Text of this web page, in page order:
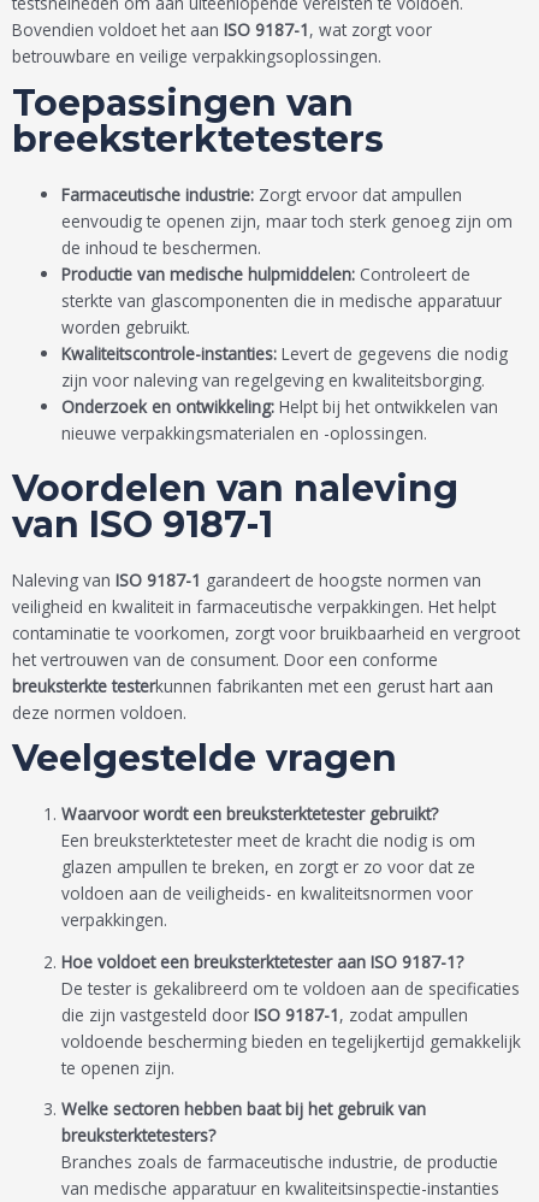
Bovendien voldoet het aan ISO 9187-1, wat zorgt voor
betrouwbare en veilige verpakkingsoplossingen.
Toepassingen van
breeksterktetesters
Farmaceutische industrie: Zorgt ervoor dat ampullen
eenvoudig te openen zijn, maar toch sterk genoeg zijn om
de inhoud te beschermen.
Productie van medische hulpmiddelen: Controleert de
sterkte van glascomponenten die in medische apparatuur
worden gebruikt.
Kwaliteitscontrole-instanties: Levert de gegevens die nodig
zijn voor naleving van regelgeving en kwaliteitsborging.
Onderzoek en ontwikkeling: Helpt bij het ontwikkelen van
nieuwe verpakkingsmaterialen en -oplossingen.
Voordelen van naleving
van ISO 9187-1
Naleving van ISO 9187-1 garandeert de hoogste normen van
veiligheid en kwaliteit in farmaceutische verpakkingen. Het helpt
contaminatie te voorkomen, zorgt voor bruikbaarheid en vergroot
het vertrouwen van de consument. Door een conforme
breuksterkte testerkunnen fabrikanten met een gerust hart aan
deze normen voldoen.
Veelgestelde vragen
Waarvoor wordt een breuksterktetester gebruikt?
Een breuksterktetester meet de kracht die nodig is om
glazen ampullen te breken, en zorgt er zo voor dat ze
voldoen aan de veiligheids- en kwaliteitsnormen voor
verpakkingen.
Hoe voldoet een breuksterktetester aan ISO 9187-1?
De tester is gekalibreerd om te voldoen aan de specificaties
die zijn vastgesteld doorISO 9187-1, zodat ampullen
voldoende bescherming bieden en tegelijkertijd gemakkelijk
te openen zijn.
Welke sectoren hebben baat bij het gebruik van
breuksterktetesters?
Branches zoals de farmaceutische industrie, de productie
van medische apparatuur en kwaliteitsinspectie-instanties